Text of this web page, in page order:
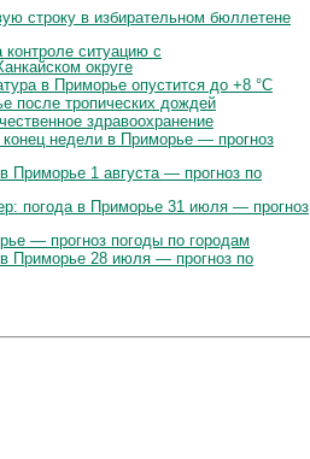
строку в избирательном бюллетене
ситуацию с
округе
в Приморье опустится до +8 °C
после тропических дождей
здравоохранение
недели в Приморье — прогноз
Приморье 1 августа — прогноз по
погода в Приморье 31 июля — прогноз
— прогноз погоды по городам
Приморье 28 июля — прогноз по